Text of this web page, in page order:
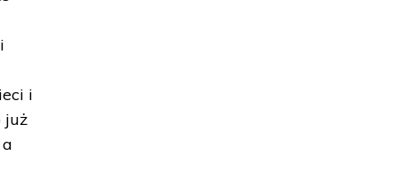
i
już